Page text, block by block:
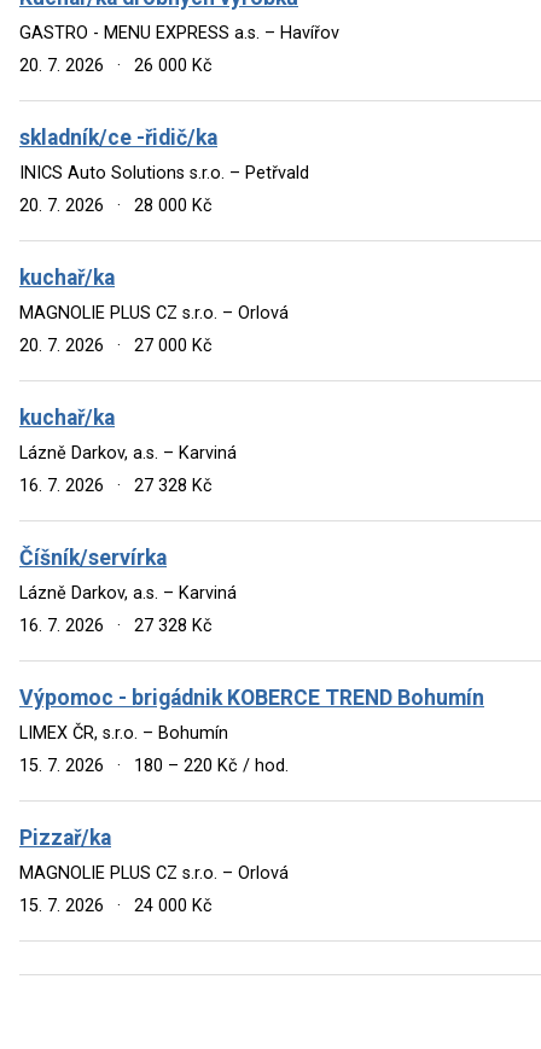
GASTRO - MENU EXPRESS a.s. – Havířov
20. 7. 2026
· 26 000 Kč
skladník/ce -řidič/ka
INICS Auto Solutions s.r.o. – Petřvald
20. 7. 2026
· 28 000 Kč
kuchař/ka
MAGNOLIE PLUS CZ s.r.o. – Orlová
20. 7. 2026
· 27 000 Kč
kuchař/ka
Lázně Darkov, a.s. – Karviná
16. 7. 2026
· 27 328 Kč
Číšník/servírka
Lázně Darkov, a.s. – Karviná
16. 7. 2026
· 27 328 Kč
Výpomoc - brigádnik KOBERCE TREND Bohumín
LIMEX ČR, s.r.o. – Bohumín
15. 7. 2026
· 180 – 220 Kč / hod.
Pizzař/ka
MAGNOLIE PLUS CZ s.r.o. – Orlová
15. 7. 2026
· 24 000 Kč